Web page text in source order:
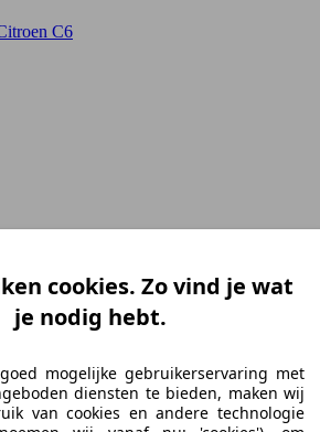
C6
cookies. Zo vind je wat
je nodig hebt.
mogelijke gebruikerservaring met
diensten te bieden, maken wij
van cookies en andere technologie